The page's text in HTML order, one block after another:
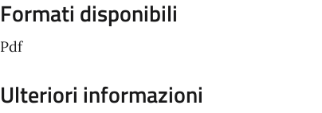
Formati disponibili
Pdf
Ulteriori informazioni